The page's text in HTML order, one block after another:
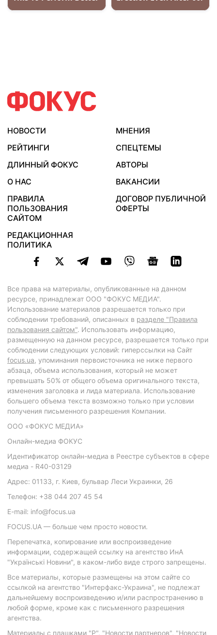
НОВОСТИ
МНЕНИЯ
РЕЙТИНГИ
СПЕЦТЕМЫ
ДЛИННЫЙ ФОКУС
АВТОРЫ
О НАС
ВАКАНСИИ
ПРАВИЛА
ПОЛЬЗОВАНИЯ
САЙТОМ
ДОГОВОР ПУБЛИЧНОЙ
ОФЕРТЫ
РЕДАКЦИОННАЯ
ПОЛИТИКА
Все права на материалы, опубликованные на данном
ресурсе, принадлежат ООО "ФОКУС МЕДИА".
Использование материалов разрешается только при
соблюдении требований, описанных в разделе "Правила
пользования сайтом". Использовать информацию,
размещенную на данном ресурсе, разрешается только при
соблюдении следующих условий: гиперссылки на Сайт
focus.ua, упоминания первоисточника не ниже первого
абзаца, объема использования, который не может
превышать 50% от общего объема оригинального текста,
изменения заголовка и лида материала. Использование
большего объема текста возможно только при условии
получения письменного разрешения Компании.
ООО «ФОКУС МЕДИА»
Онлайн-медиа ФОКУС
Идентификатор онлайн-медиа в Реестре субъектов в сфере
медиа - R40-03129
Адрес: 01133, г. Киев, бульвар Леси Украинки, 26
Телефон: +38 044 207 45 54
E-mail: info@focus.ua
FOCUS.UA — больше чем просто новости.
Перепечатка, копирование или воспроизведение
информации, содержащей ссылку на агентство ИнА
"Українські Новини", в каком-либо виде строго запрещены.
Все материалы, которые размещены на этом сайте со
ссылкой на агентство "Интерфакс-Украина", не подлежат
дальнейшему воспроизведению и/или распространению в
любой форме, кроме как с письменного разрешения
агентства.
Материалы с плашками "Р", "Новости партнеров", "Новости